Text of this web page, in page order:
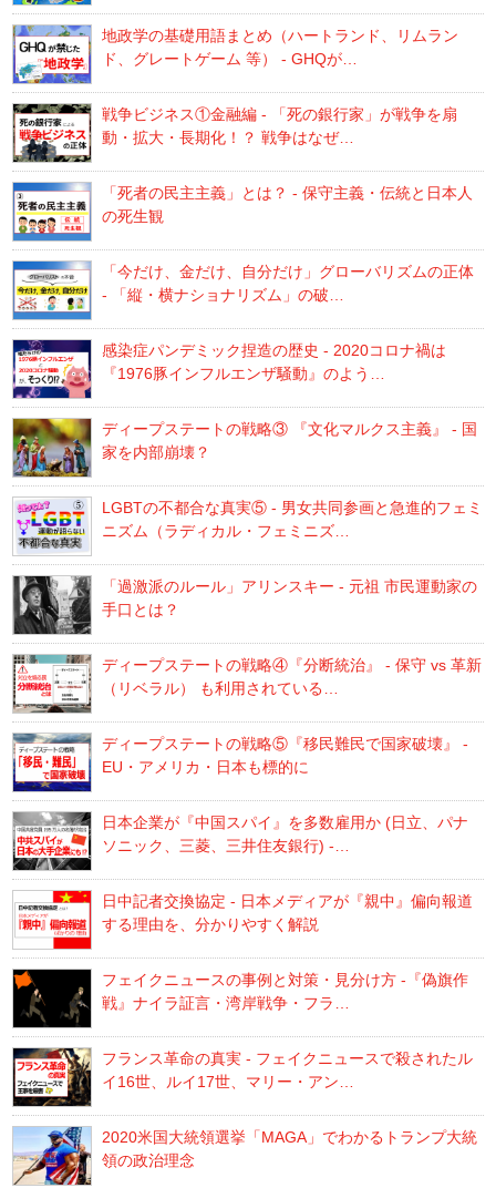
地政学の基礎用語まとめ（ハートランド、リムラン
ド、グレートゲーム 等） - GHQが…
戦争ビジネス①金融編 - 「死の銀行家」が戦争を扇
動・拡大・長期化！？ 戦争はなぜ…
「死者の民主主義」とは？ - 保守主義・伝統と日本人
の死生観
「今だけ、金だけ、自分だけ」グローバリズムの正体
- 「縦・横ナショナリズム」の破…
感染症パンデミック捏造の歴史 - 2020コロナ禍は
『1976豚インフルエンザ騒動』のよう…
ディープステートの戦略③ 『文化マルクス主義』 - 国
家を内部崩壊？
LGBTの不都合な真実⑤ - 男女共同参画と急進的フェミ
ニズム（ラディカル・フェミニズ…
「過激派のルール」アリンスキー - 元祖 市民運動家の
手口とは？
ディープステートの戦略④『分断統治』 - 保守 vs 革新
（リベラル） も利用されている…
ディープステートの戦略⑤『移民難民で国家破壊』 -
EU・アメリカ・日本も標的に
日本企業が『中国スパイ』を多数雇用か (日立、パナ
ソニック、三菱、三井住友銀行) -…
日中記者交換協定 - 日本メディアが『親中』偏向報道
する理由を、分かりやすく解説
フェイクニュースの事例と対策・見分け方 -『偽旗作
戦』ナイラ証言・湾岸戦争・フラ…
フランス革命の真実 - フェイクニュースで殺されたル
イ16世、ルイ17世、マリー・アン…
2020米国大統領選挙「MAGA」でわかるトランプ大統
領の政治理念